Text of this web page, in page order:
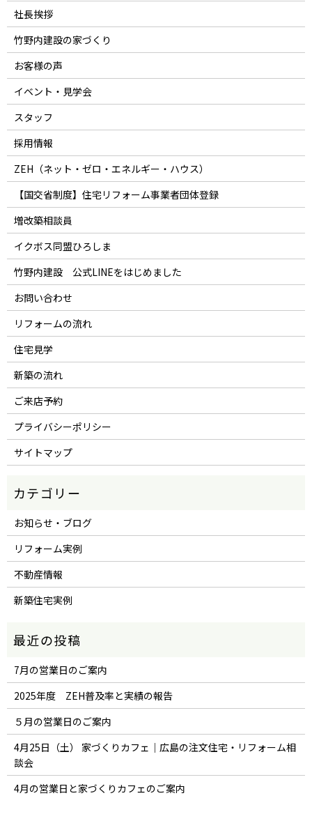
社長挨拶
竹野内建設の家づくり
お客様の声
イベント・見学会
スタッフ
採用情報
ZEH（ネット・ゼロ・エネルギー・ハウス）
【国交省制度】住宅リフォーム事業者団体登録
増改築相談員
イクボス同盟ひろしま
竹野内建設 公式LINEをはじめました
お問い合わせ
リフォームの流れ
住宅見学
新築の流れ
ご来店予約
プライバシーポリシー
サイトマップ
お知らせ・ブログ
リフォーム実例
不動産情報
新築住宅実例
7月の営業日のご案内
2025年度 ZEH普及率と実績の報告
５月の営業日のご案内
4月25日（土） 家づくりカフェ｜広島の注文住宅・リフォーム相
談会
4月の営業日と家づくりカフェのご案内